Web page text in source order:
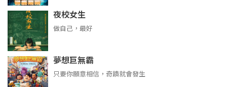
夜校女生
做自己，最好
夢想巨無霸
只要你願意相信，奇蹟就會發生